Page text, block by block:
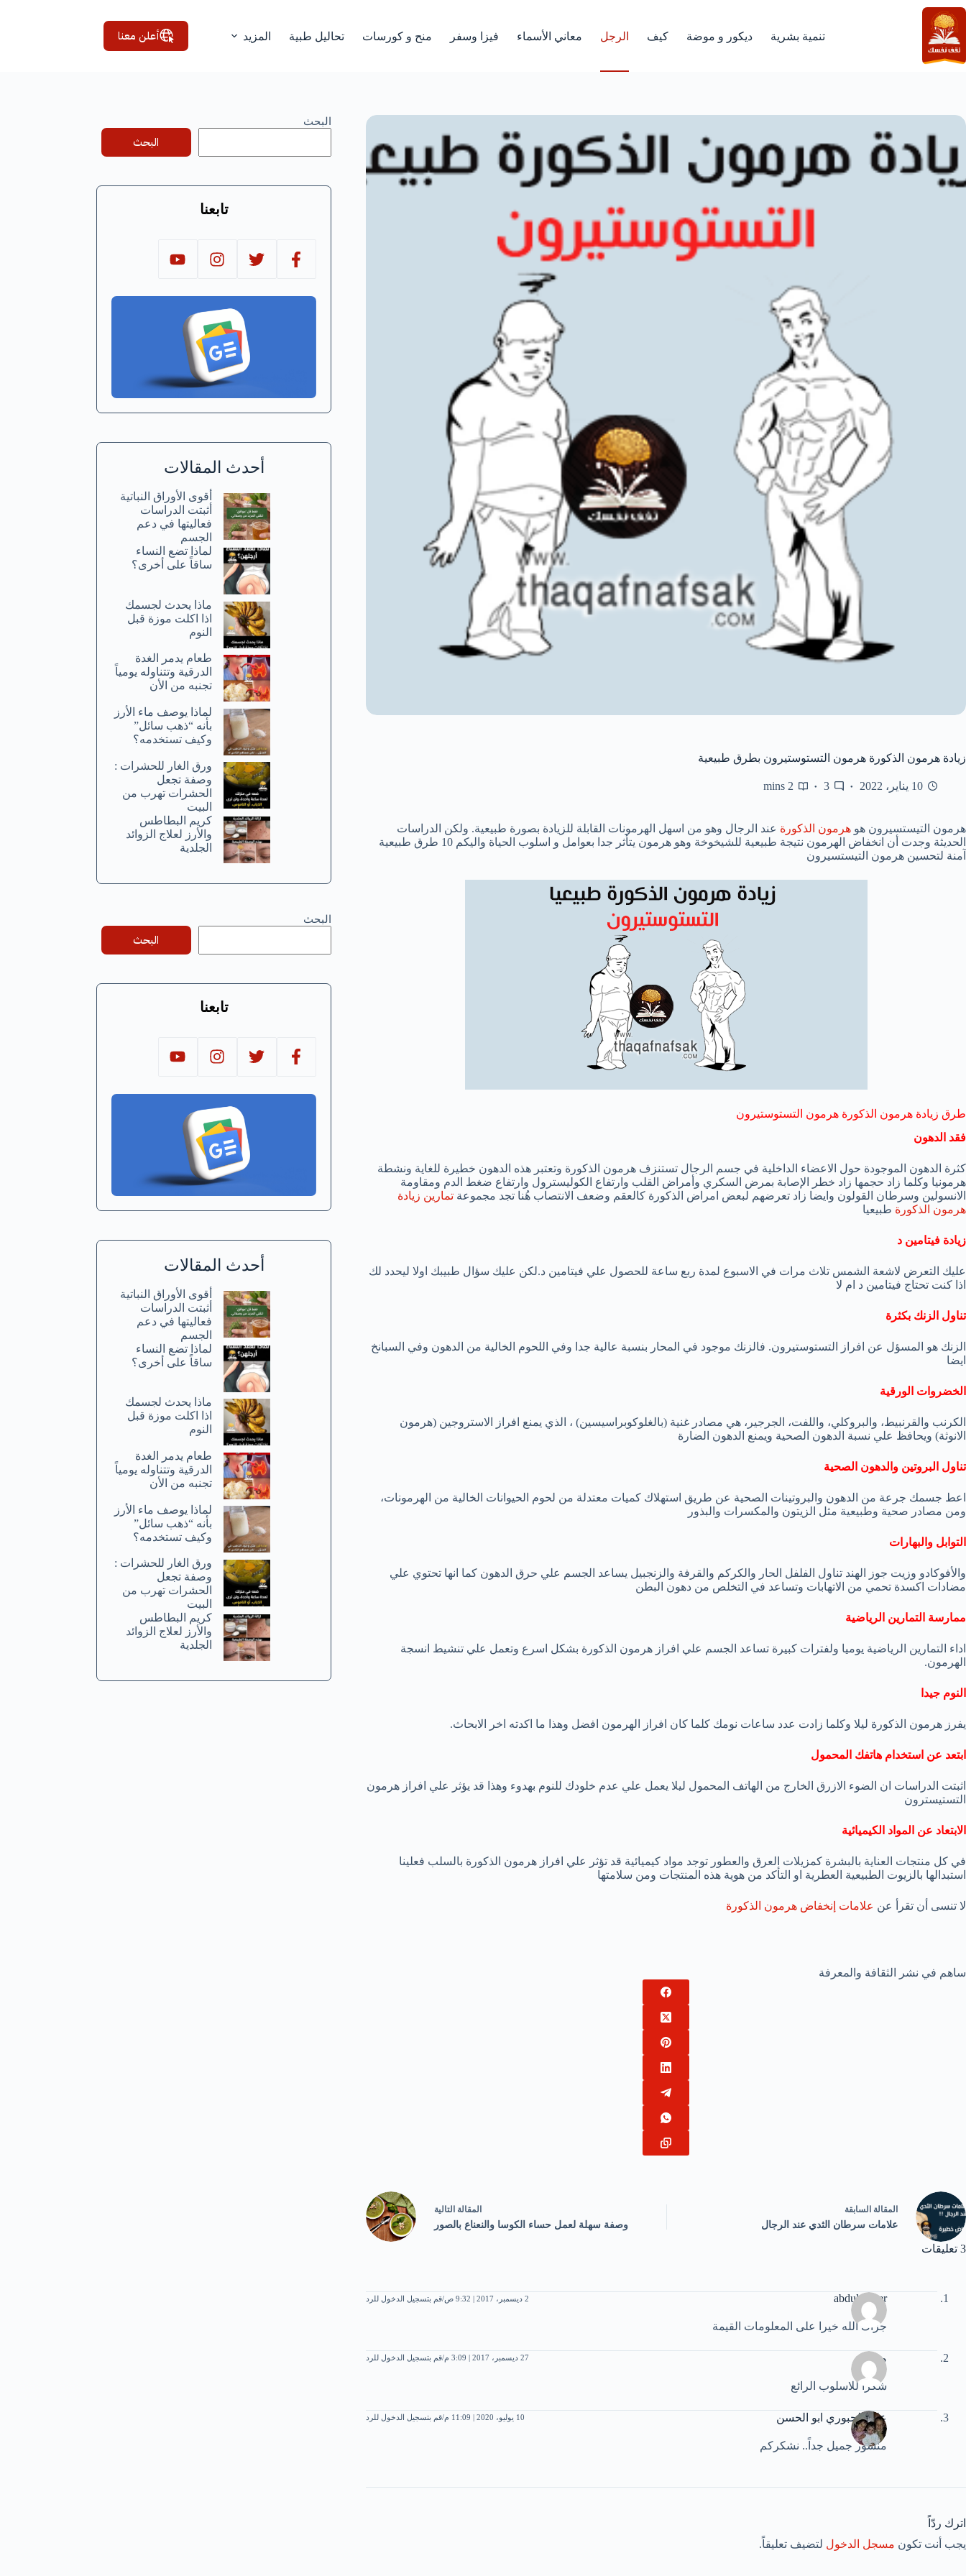
التجاوز
إلى
المحتوى
تنمية بشرية ديكور و موضة كيف الرجل معاني الأسماء فيزا وسفر منح و كورسات تحاليل طبية المزيد أعلن معنا
زيادة هرمون الذكورة هرمون التستوستيرون بطرق طبيعية
10 يناير، 2022 3
2 mins
هرمون التيستسيرون هو هرمون الذكورة عند الرجال وهو من اسهل الهرمونات القابلة للزيادة بصورة طبيعية. ولكن الدراسات
الحديثة وجدت أن انخفاض الهرمون نتيجة طبيعية للشيخوخة وهو هرمون يتأثر جدا بعوامل و اسلوب الحياة واليكم 10 طرق طبيعية
آمنة لتحسين هرمون التيستسيرون
طرق زيادة هرمون الذكورة هرمون التستوستيرون
فقد الدهون
كثرة الدهون الموجودة حول الاعضاء الداخلية في جسم الرجال تستنزف هرمون الذكورة وتعتبر هذه الدهون خطيرة للغاية ونشطة
هرمونيا وكلما زاد حجمها زاد خطر الإصابة بمرض السكري وأمراض القلب وارتفاع الكوليسترول وارتفاع ضغط الدم ومقاومة
الانسولين وسرطان القولون وايضا زاد تعرضهم لبعض امراض الذكورة كالعقم وضعف الانتصاب هُنا تجد مجموعة تمارين زيادة
هرمون الذكورة طبيعيا
زيادة فيتامين د
عليك التعرض لاشعة الشمس تلاث مرات في الاسبوع لمدة ربع ساعة للحصول علي فيتامين د.لكن عليك سؤال طبيبك اولا ليحدد لك
اذا كنت تحتاج فيتامين د ام لا
تناول الزنك بكثرة
الزنك هو المسؤل عن افراز التستوستيرون. فالزنك موجود في المحار بنسبة عالية جدا وفي اللحوم الخالية من الدهون وفي السبانخ
ايضا
الخضروات الورقية
الكرنب والقرنبيط، والبروكلي، واللفت، الجرجير، هي مصادر غنية (بالغلوكوبراسيسين) ، الذي يمنع افراز الاستروجين (هرمون
الانوثة) ويحافظ علي نسبة الدهون الصحية ويمنع الدهون الضارة
تناول البروتين والدهون الصحية
اعط جسمك جرعة من الدهون والبروتينات الصحية عن طريق استهلاك كميات معتدلة من لحوم الحيوانات الخالية من الهرمونات،
ومن مصادر صحية وطبيعية مثل الزيتون والمكسرات والبذور
التوابل والبهارات
والأفوكادو وزيت جوز الهند تناول الفلفل الحار والكركم والقرفة والزنجبيل يساعد الجسم علي حرق الدهون كما انها تحتوي علي
مضادات اكسدة تحمي من الاتهابات وتساعد في التخلص من دهون البطن
ممارسة التمارين الرياضية
اداء التمارين الرياضية يوميا ولفترات كبيرة تساعد الجسم علي افراز هرمون الذكورة بشكل اسرع وتعمل علي تنشيط انسجة
الهرمون.
النوم جيدا
يفرز هرمون الذكورة ليلا وكلما زادت عدد ساعات نومك كلما كان افراز الهرمون افضل وهذا ما اكدته اخر الابحاث.
ابتعد عن استخدام هاتفك المحمول
اثبتت الدراسات ان الضوء الازرق الخارج من الهاتف المحمول ليلا يعمل علي عدم خلودك للنوم بهدوء وهذا قد يؤثر علي افراز هرمون
التستيسترون
الابتعاد عن المواد الكيميائية
في كل منتجات العناية بالبشرة كمزيلات العرق والعطور توجد مواد كيميائية قد تؤثر علي افراز هرمون الذكورة بالسلب فعلينا
استبدالها بالزيوت الطبيعية العطرية او التأكد من هوية هذه المنتجات ومن سلامتها
لا تنسى أن تقرأ عن علامات إنخفاض هرمون الذكورة
ساهم في نشر الثقافة والمعرفة
المقالة السابقة
علامات سرطان الثدي عند الرجال
المقالة التالية
وصفة سهلة لعمل حساء الكوسا والنعناع بالصور
3 تعليقات
abdulnasser 2 ديسمبر، 2017 | 9:32 ص قم بتسجيل الدخول للرد
جزاك الله خيرا على المعلومات القيمة
محمد 27 ديسمبر، 2017 | 3:09 م قم بتسجيل الدخول للرد
شكرا للاسلوب الرائع
علي الجبوري ابو الحسن 10 يوليو، 2020 | 11:09 م قم بتسجيل الدخول للرد
منشور جميل جداً.. نشكركم
اترك ردّاً
يجب أنت تكون مسجل الدخول لتضيف تعليقاً.
البحث
البحث
تابعنا
أحدث المقالات
أقوى الأوراق النباتية
أثبتت الدراسات
فعاليتها في دعم
الجسم
لماذا تضع النساء
ساقاً على أخرى؟
ماذا يحدث لجسمك
اذا اكلت موزة قبل
النوم
طعام يدمر الغدة
الدرقية وتتناوله يومياً
تجنبه من الأن
لماذا يوصف ماء الأرز
بأنه “ذهب سائل”
وكيف تستخدمه؟
ورق الغار للحشرات :
وصفة تجعل
الحشرات تهرب من
البيت
كريم البطاطس
والأرز لعلاج الزوائد
الجلدية
البحث
البحث
تابعنا
أحدث المقالات
أقوى الأوراق النباتية
أثبتت الدراسات
فعاليتها في دعم
الجسم
لماذا تضع النساء
ساقاً على أخرى؟
ماذا يحدث لجسمك
اذا اكلت موزة قبل
النوم
طعام يدمر الغدة
الدرقية وتتناوله يومياً
تجنبه من الأن
لماذا يوصف ماء الأرز
بأنه “ذهب سائل”
وكيف تستخدمه؟
ورق الغار للحشرات :
وصفة تجعل
الحشرات تهرب من
البيت
كريم البطاطس
والأرز لعلاج الزوائد
الجلدية